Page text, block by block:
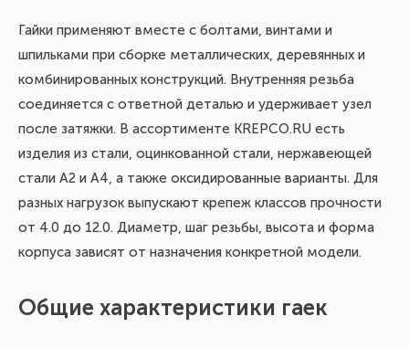
Гайки применяют вместе с болтами, винтами и
шпильками при сборке металлических, деревянных и
комбинированных конструкций. Внутренняя резьба
соединяется с ответной деталью и удерживает узел
после затяжки. В ассортименте KREPCO.RU есть
изделия из стали, оцинкованной стали, нержавеющей
стали А2 и А4, а также оксидированные варианты. Для
разных нагрузок выпускают крепеж классов прочности
от 4.0 до 12.0. Диаметр, шаг резьбы, высота и форма
корпуса зависят от назначения конкретной модели.
Общие характеристики гаек